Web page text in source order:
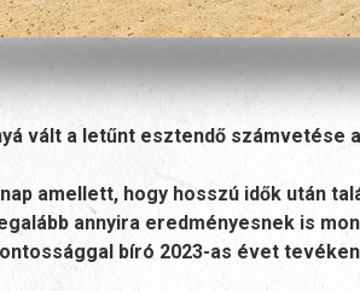
vált a letűnt esztendő számvetése
amellett, hogy hosszú idők után
annyira eredményesnek is
bíró 2023-as évet